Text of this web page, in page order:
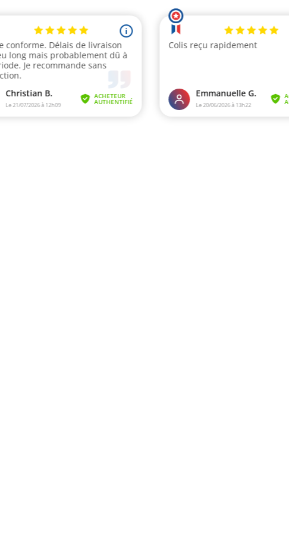
i
conforme. Délais de livraison
long mais probablement dû à
Je recommande sans
Christian B.
Le 21/07/2026 à 12h09
ACHETEUR
AUTHENTIFIÉ
Colis reçu rapidement
Emmanuelle G.
Le 20/06/2026 à 13h22